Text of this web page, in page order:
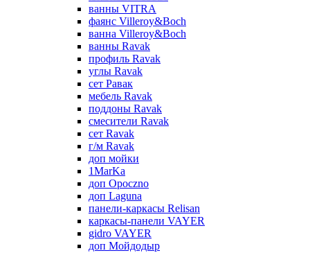
ванны VITRA
фаянс Villeroy&Boch
ванна Villeroy&Boch
ванны Ravak
профиль Ravak
углы Ravak
сет Равак
мебель Ravak
поддоны Ravak
смесители Ravak
сет Ravak
г/м Ravak
доп мойки
1MarKa
доп Opoczno
доп Laguna
панели-каркасы Relisan
каркасы-панели VAYER
gidro VAYER
доп Мойдодыр